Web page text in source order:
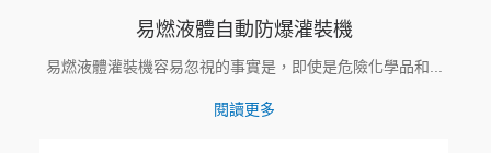
易燃液體自動防爆灌裝機
易燃液體灌裝機容易忽視的事實是，即使是危險化學品和...
閱讀更多